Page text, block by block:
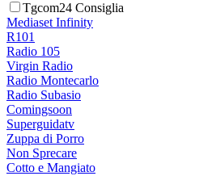
Tgcom24 Consiglia
Mediaset Infinity
R101
Radio 105
Virgin Radio
Radio Montecarlo
Radio Subasio
Comingsoon
Superguidatv
Zuppa di Porro
Non Sprecare
Cotto e Mangiato